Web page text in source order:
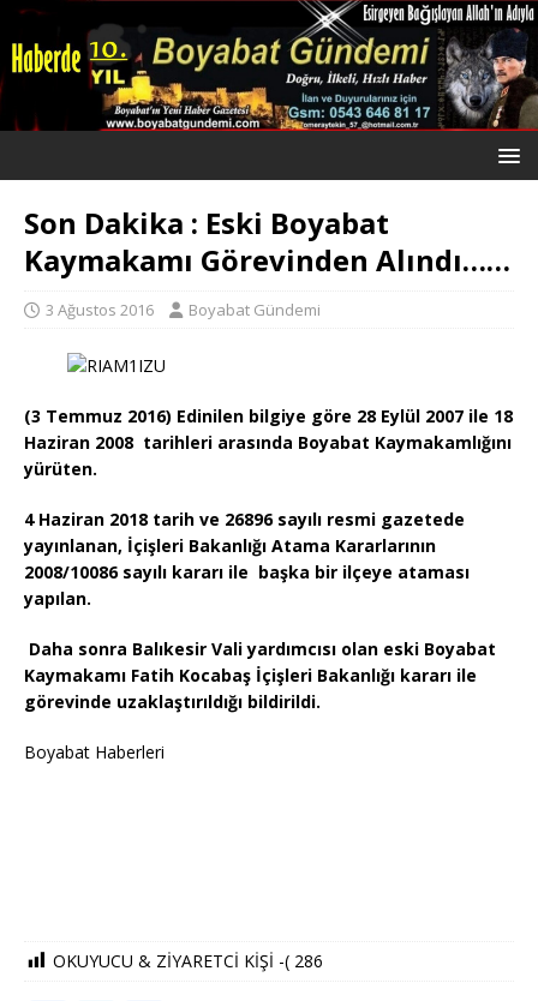
Son Dakika : Eski Boyabat
Kaymakamı Görevinden Alındı……
3 Ağustos 2016 Boyabat Gündemi
(3 Temmuz 2016) Edinilen bilgiye göre 28 Eylül 2007 ile 18
Haziran 2008 tarihleri arasında Boyabat Kaymakamlığını
yürüten.
4 Haziran 2018 tarih ve 26896 sayılı resmi gazetede
yayınlanan, İçişleri Bakanlığı Atama Kararlarının
2008/10086 sayılı kararı ile başka bir ilçeye ataması
yapılan.
Daha sonra Balıkesir Vali yardımcısı olan eski Boyabat
Kaymakamı Fatih Kocabaş İçişleri Bakanlığı kararı ile
görevinde uzaklaştırıldığı bildirildi.
Boyabat Haberleri
OKUYUCU & ZİYARETCİ KİŞİ -( 286